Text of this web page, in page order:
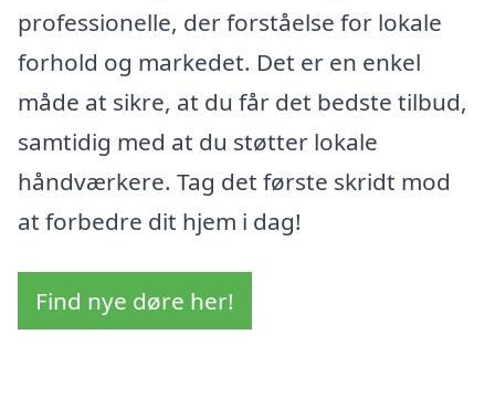
professionelle, der forståelse for lokale
forhold og markedet. Det er en enkel
måde at sikre, at du får det bedste tilbud,
samtidig med at du støtter lokale
håndværkere. Tag det første skridt mod
at forbedre dit hjem i dag!
Find nye døre her!